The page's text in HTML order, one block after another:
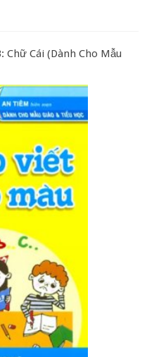
Chữ Cái (Dành Cho Mẫu